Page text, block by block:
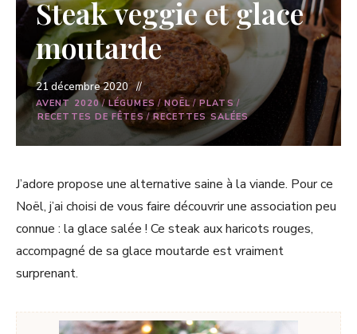
Steak veggie et glace
moutarde
21 décembre 2020
AVENT 2020/ LÉGUMES/NOËL / PLATS /
RECETTES DE FÊTES /RECETTES SALÉES
J’adore propose une alternative saine à la viande. Pour ce
Noël, j’ai choisi de vous faire découvrir une association peu
connue : la glace salée ! Ce steak aux haricots rouges,
accompagné de sa glace moutarde est vraiment
surprenant.